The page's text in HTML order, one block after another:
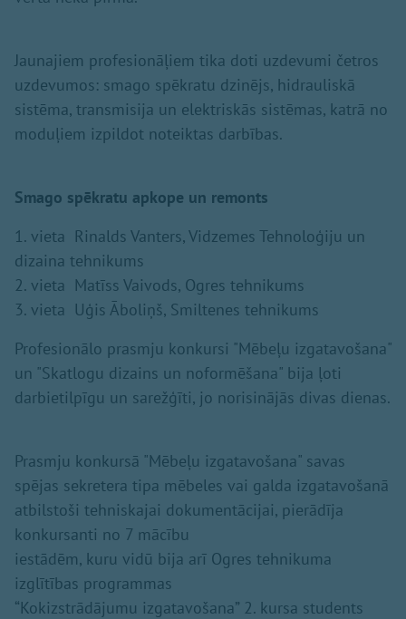
Jaunajiem profesionāļiem tika doti uzdevumi četros
uzdevumos: smago spēkratu dzinējs, hidrauliskā
sistēma, transmisija un elektriskās sistēmas, katrā no
moduļiem izpildot noteiktas darbības.
Smago spēkratu apkope un remonts
1. vieta Rinalds Vanters, Vidzemes Tehnoloģiju un
dizaina tehnikums
2. vieta Matīss Vaivods, Ogres tehnikums
3. vieta Uģis Āboliņš, Smiltenes tehnikums
Profesionālo prasmju konkursi "Mēbeļu izgatavošana"
un "Skatlogu dizains un noformēšana" bija ļoti
darbietilpīgu un sarežģīti, jo norisinājās divas dienas.
Prasmju konkursā "Mēbeļu izgatavošana" savas
spējas sekretera tipa mēbeles vai galda izgatavošanā
atbilstoši tehniskajai dokumentācijai, pierādīja
konkursanti no 7 mācību
iestādēm, kuru vidū bija arī Ogres tehnikuma
izglītības programmas
“Kokizstrādājumu izgatavošana” 2. kursa students